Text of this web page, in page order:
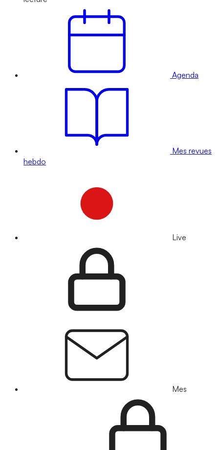
Agenda
Mes revues
hebdo
Live
Mes